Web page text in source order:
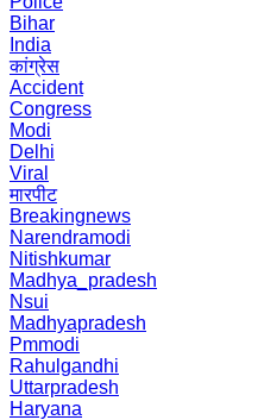
Bihar
India
कांग्रेस
Accident
Congress
Modi
Delhi
Viral
मारपीट
Breakingnews
Narendramodi
Nitishkumar
Madhya_pradesh
Nsui
Madhyapradesh
Pmmodi
Rahulgandhi
Uttarpradesh
Haryana